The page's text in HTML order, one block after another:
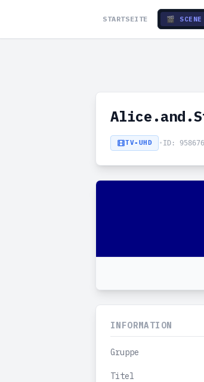
STARTSEITE 🎬 SCENE
TV-UHD • ID:
INFORMATION
Gruppe
Titel